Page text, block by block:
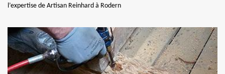
l’expertise de Artisan Reinhard à Rodern